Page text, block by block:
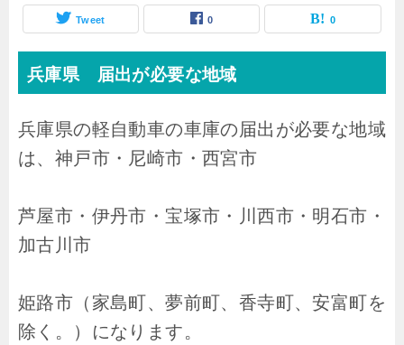
Tweet 0 0
兵庫県 届出が必要な地域
兵庫県の軽自動車の車庫の届出が必要な地域
は、神戸市・尼崎市・西宮市
芦屋市・伊丹市・宝塚市・川西市・明石市・
加古川市
姫路市（家島町、夢前町、香寺町、安富町を
除く。）になります。